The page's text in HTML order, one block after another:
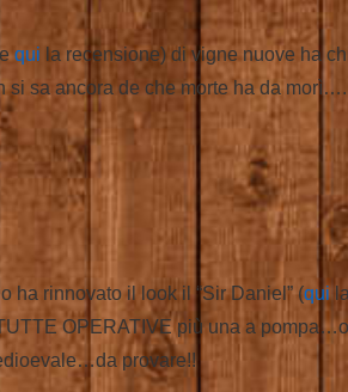
qui la recensione) di vigne nuove ha
si sa ancora de che morte ha da morì….
ha rinnovato il look il “Sir Daniel” (qui
OPERATIVE più una a
provare!!